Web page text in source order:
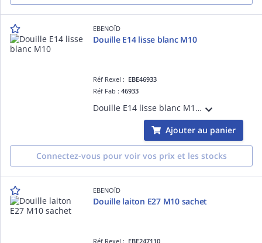
EBENOÏD
Douille E14 lisse blanc M10
Réf Rexel : EBE46933
Réf Fab :46933
Douille E14 lisse blanc M10, douille:E14, filetage de raccord:M10 x 1, matériau:plastique
Ajouter au panier
Connectez-vous pour voir vos prix et les stocks
EBENOÏD
Douille laiton E27 M10 sachet
Réf Rexel : EBE247110